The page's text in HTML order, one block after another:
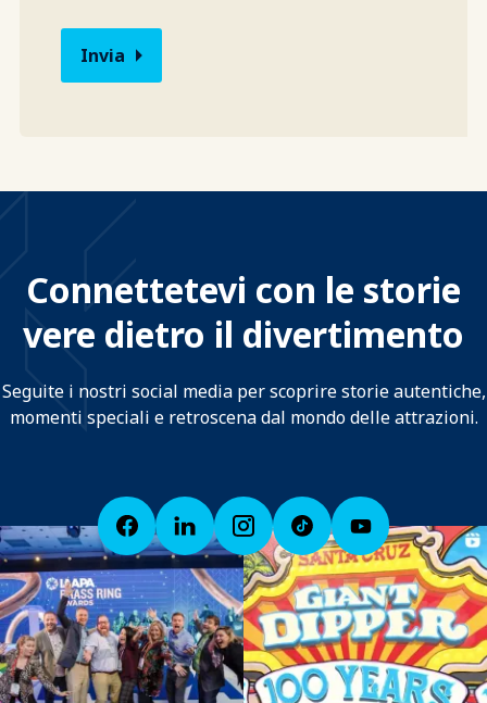
Connettetevi con le storie
vere dietro il divertimento
Seguite i nostri social media per scoprire storie autentiche,
momenti speciali e retroscena dal mondo delle attrazioni.